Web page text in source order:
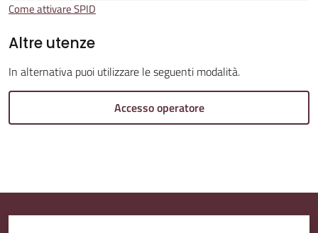
l
o
r
i
Come attivare SPID
Altre utenze
In alternativa puoi utilizzare le seguenti modalità.
Accesso operatore